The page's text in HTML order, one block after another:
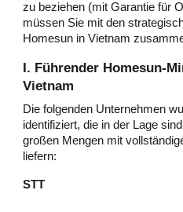
zu beziehen (mit Garantie für
müssen Sie mit den
Homesun in Vietnam
I. Führender Homesun-
Vietnam
Die folgenden Unternehmen
identifiziert, die in der Lage
großen Mengen mit
liefern:
STT